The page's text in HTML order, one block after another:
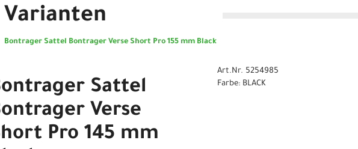
Varianten
Bontrager Sattel Bontrager Verse Short Pro 155 mm Black
Sattel
Verse
Pro 145 mm
Art.Nr. 5254985
Farbe: BLACK